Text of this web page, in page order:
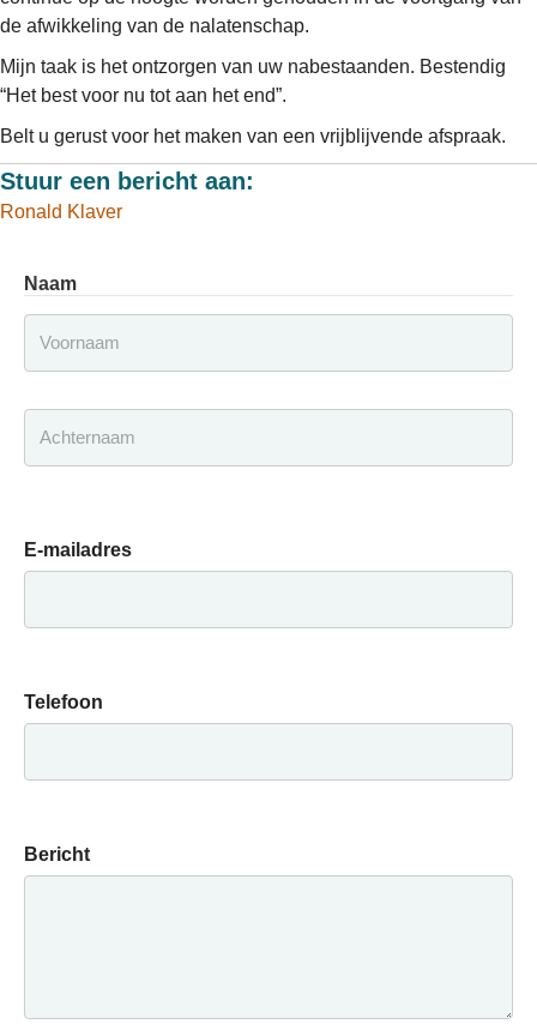
de afwikkeling van de nalatenschap.
Mijn taak is het ontzorgen van uw nabestaanden. Bestendig
“Het best voor nu tot aan het end”.
Belt u gerust voor het maken van een vrijblijvende afspraak.
Stuur een bericht aan:
Ronald Klaver
Naam
Voornaam
E-mailadres
Telefoon
Bericht